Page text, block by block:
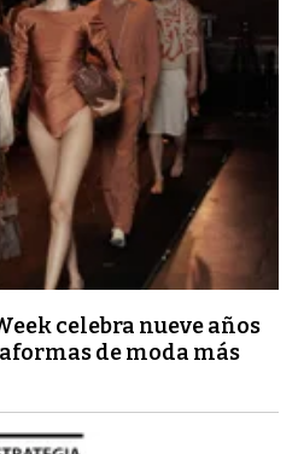
celebra nueve años
de moda más